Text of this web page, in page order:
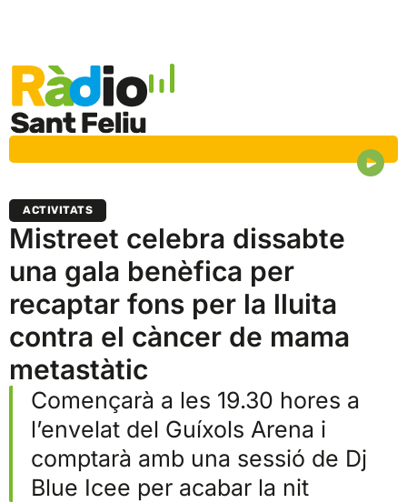
ACTIVITATS
Mistreet celebra dissabte
una gala benèfica per
recaptar fons per la lluita
contra el càncer de mama
metastàtic
Començarà a les 19.30 hores a
l’envelat del Guíxols Arena i
comptarà amb una sessió de Dj
Blue Icee per acabar la nit